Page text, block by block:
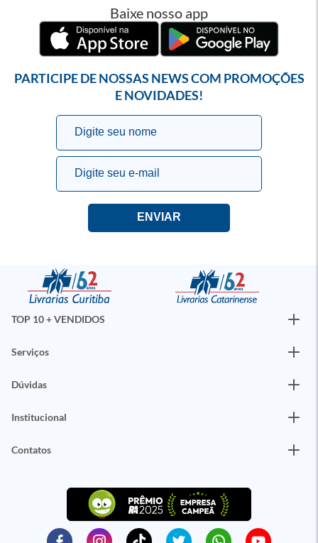
Baixe nosso app
PARTICIPE DE NOSSAS NEWS COM PROMOÇÕES
E NOVIDADES!
TOP 10 + VENDIDOS
Serviços
Dúvidas
Institucional
Contatos